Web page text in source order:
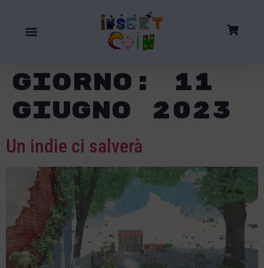
Giorno: 11
Giugno 2023
Un indie ci salverà